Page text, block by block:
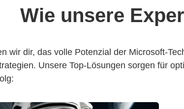
Wie unsere
wir dir, das volle Potenzial der Microsoft-
Unsere Top-Lösungen sorgen für